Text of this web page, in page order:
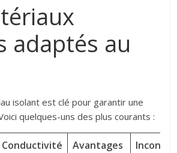
adaptés au
isolant est clé pour garantir une
quelques-uns des plus courants :
Conductivité
Avantages